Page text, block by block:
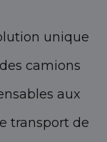
unique
camions
aux
transport de